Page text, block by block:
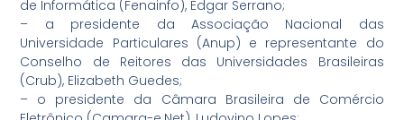
de Informática (Fenainfo), Edgar Serrano;
– a presidente da Associação Nacional das
Universidade Particulares (Anup) e representante do
Conselho de Reitores das Universidades Brasileiras
(Crub), Elizabeth Guedes;
– o presidente da Câmara Brasileira de Comércio